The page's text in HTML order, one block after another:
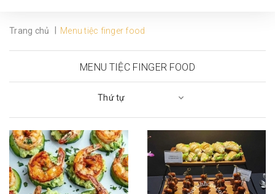
Trang chủ Menu tiệc finger food
MENU TIỆC FINGER FOOD
Thứ tự